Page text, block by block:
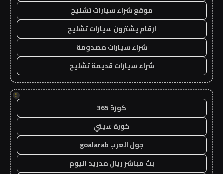
موقع شراء سيارات تشليح
ارقام يشترون سيارات تشليح
شراء سيارات مصدومة
شراء سيارات قديمة تشليح
!
كورة 365
كورة سيتي
جول العرب goalarab
بث مباشر ريال مدريد اليوم